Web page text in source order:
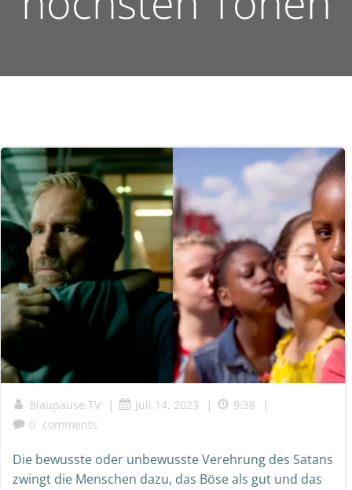
Blaupause.TV | Juli 14, 2023 | 9:38 |
0 comments
Die bewusste oder unbewusste Verehrung des Satans
zwingt die Menschen dazu, das Böse als gut und das